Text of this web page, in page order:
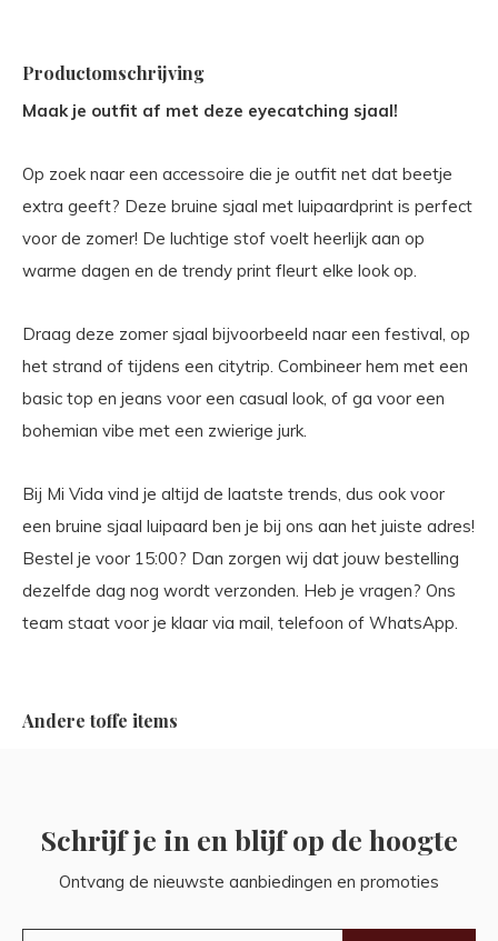
Productomschrijving
Maak je outfit af met deze eyecatching sjaal!
Op zoek naar een accessoire die je outfit net dat beetje
extra geeft? Deze bruine sjaal met luipaardprint is perfect
voor de zomer! De luchtige stof voelt heerlijk aan op
warme dagen en de trendy print fleurt elke look op.
Draag deze zomer sjaal bijvoorbeeld naar een festival, op
het strand of tijdens een citytrip. Combineer hem met een
basic top en jeans voor een casual look, of ga voor een
bohemian vibe met een zwierige jurk.
Bij Mi Vida vind je altijd de laatste trends, dus ook voor
een bruine sjaal luipaard ben je bij ons aan het juiste adres!
Bestel je voor 15:00? Dan zorgen wij dat jouw bestelling
dezelfde dag nog wordt verzonden. Heb je vragen? Ons
team staat voor je klaar via mail, telefoon of WhatsApp.
Andere toffe items
Schrijf je in en blijf op de hoogte
Ontvang de nieuwste aanbiedingen en promoties